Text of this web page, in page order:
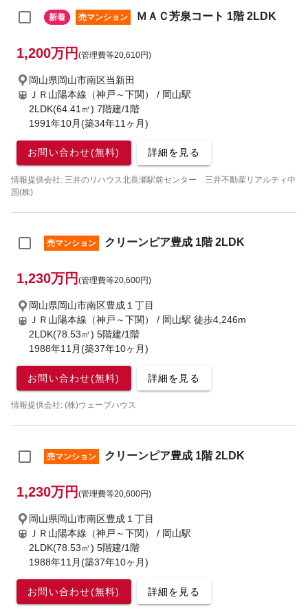
新着 売マンション ＭＡＣ芳泉コート 1階 2LDK
1,200万円 (管理費等20,610円)
岡山県岡山市南区当新田
ＪＲ山陽本線（神戸～下関） / 岡山駅
2LDK(64.41㎡) 7階建/1階
1991年10月(築34年11ヶ月)
お問い合わせ(無料) 詳細を見る
情報提供会社: 三井のリハウス北長瀬駅前センター 三井不動産リアルティ中
国(株)
売マンション クリーンピア豊成 1階 2LDK
1,230万円 (管理費等20,600円)
岡山県岡山市南区豊成１丁目
ＪＲ山陽本線（神戸～下関） / 岡山駅 徒歩4,246m
2LDK(78.53㎡) 5階建/1階
1988年11月(築37年10ヶ月)
お問い合わせ(無料) 詳細を見る
情報提供会社: (株)ウェーブハウス
売マンション クリーンピア豊成 1階 2LDK
1,230万円 (管理費等20,600円)
岡山県岡山市南区豊成１丁目
ＪＲ山陽本線（神戸～下関） / 岡山駅
2LDK(78.53㎡) 5階建/1階
1988年11月(築37年10ヶ月)
お問い合わせ(無料) 詳細を見る